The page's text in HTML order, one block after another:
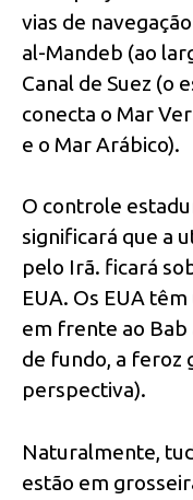
vias de
al-Mandeb (ao
Canal de Suez (o
conecta o Mar
e o Mar Arábico).
O controle
significará que a
pelo Irã. ficará
EUA. Os EUA
em frente ao
de fundo, a feroz
perspectiva).
Naturalmente,
estão em